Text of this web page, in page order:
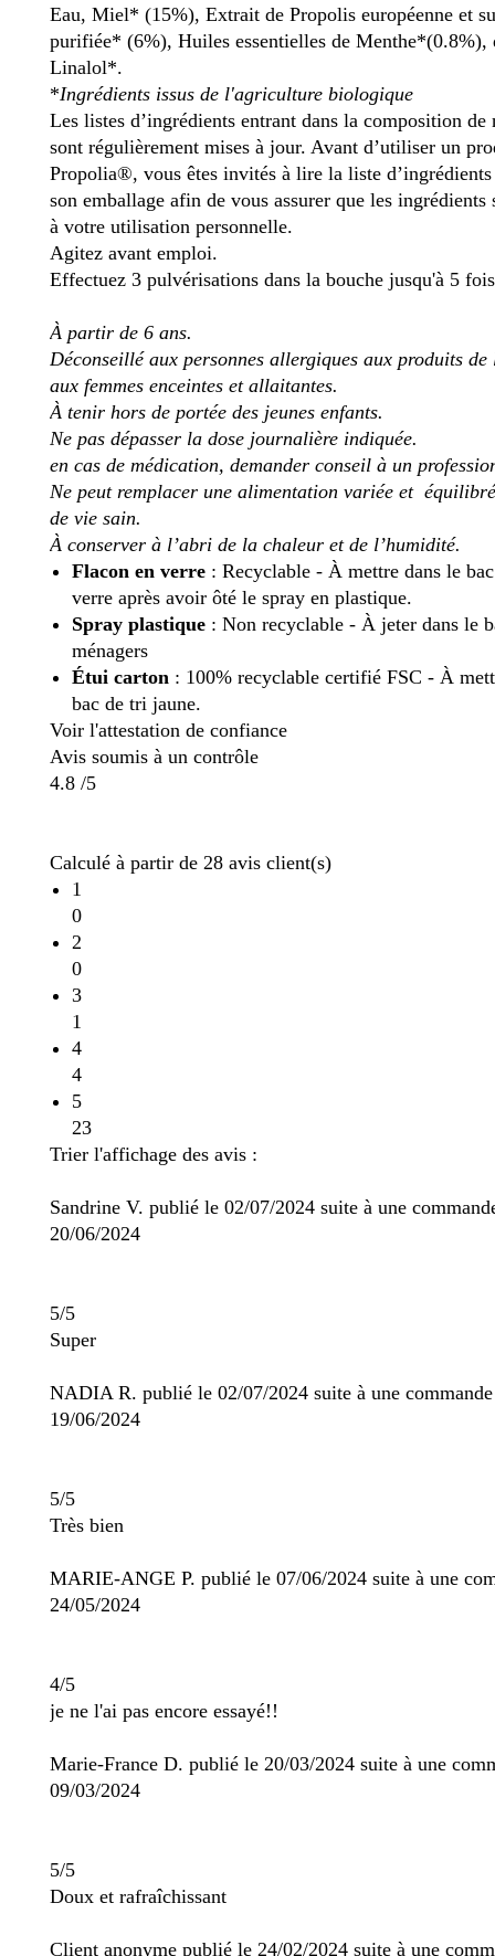
Eau, Miel* (15%), Extrait de Propolis européenne et
purifiée* (6%), Huiles essentielles de Menthe*(0.8%),
Linalol*.
*Ingrédients issus de l'agriculture biologique
Les listes d’ingrédients entrant dans la composition de
sont régulièrement mises à jour. Avant d’utiliser un
Propolia®, vous êtes invités à lire la liste
son emballage afin de vous assurer que les ingrédients
à votre utilisation personnelle.
Agitez avant emploi.
Effectuez 3 pulvérisations dans la bouche jusqu'à 5
À partir de 6 ans.
Déconseillé aux personnes allergiques aux produits de
aux femmes enceintes et allaitantes.
À tenir hors de portée des jeunes enfants.
Ne pas dépasser la dose journalière indiquée.
en cas de médication, demander conseil à un
Ne peut remplacer une alimentation variée et
de vie sain.
À conserver à l’abri de la chaleur et de l’humidité.
Flacon en verre : Recyclable - À mettre dans le
verre après avoir ôté le spray en plastique.
Spray plastique : Non recyclable - À jeter dans le
ménagers
Étui carton : 100% recyclable certifié FSC - À
bac de tri jaune.
Voir l'attestation de confiance
Avis soumis à un contrôle
4.8 /5
Calculé à partir de 28 avis client(s)
1
0
2
0
3
1
4
4
5
23
Trier l'affichage des avis :
Sandrine V. publié le 02/07/2024 suite à une
20/06/2024
5/5
Super
NADIA R. publié le 02/07/2024 suite à une
19/06/2024
5/5
Très bien
MARIE-ANGE P. publié le 07/06/2024 suite à une
24/05/2024
4/5
je ne l'ai pas encore essayé!!
Marie-France D. publié le 20/03/2024 suite à une
09/03/2024
5/5
Doux et rafraîchissant
Client anonyme publié le 24/02/2024 suite à une